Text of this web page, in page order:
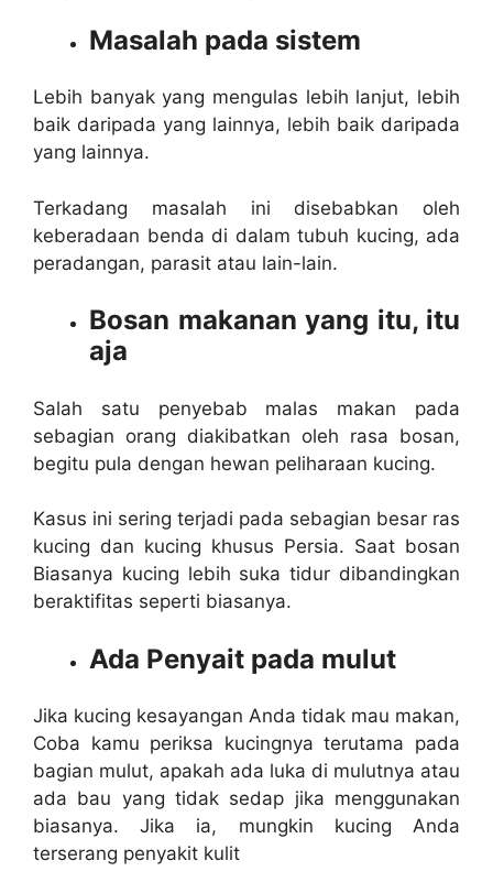
Masalah pada sistem
Lebih banyak yang mengulas lebih lanjut, lebih
baik daripada yang lainnya, lebih baik daripada
yang lainnya.
Terkadang masalah ini disebabkan oleh
keberadaan benda di dalam tubuh kucing, ada
peradangan, parasit atau lain-lain.
Bosan makanan yang itu, itu
aja
Salah satu penyebab malas makan pada
sebagian orang diakibatkan oleh rasa bosan,
begitu pula dengan hewan peliharaan kucing.
Kasus ini sering terjadi pada sebagian besar ras
kucing dan kucing khusus Persia. Saat bosan
Biasanya kucing lebih suka tidur dibandingkan
beraktifitas seperti biasanya.
Ada Penyait pada mulut
Jika kucing kesayangan Anda tidak mau makan,
Coba kamu periksa kucingnya terutama pada
bagian mulut, apakah ada luka di mulutnya atau
ada bau yang tidak sedap jika menggunakan
biasanya. Jika ia, mungkin kucing Anda
terserang penyakit kulit